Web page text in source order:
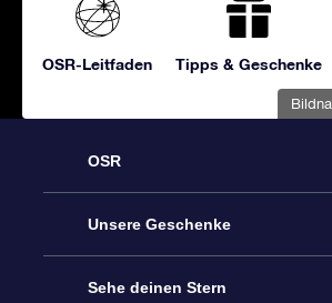
OSR-Leitfaden Tipps & Geschenke
OSR
Service
Kontakt
Unsere Geschenke
Sterne schenken
Sehe deinen Stern